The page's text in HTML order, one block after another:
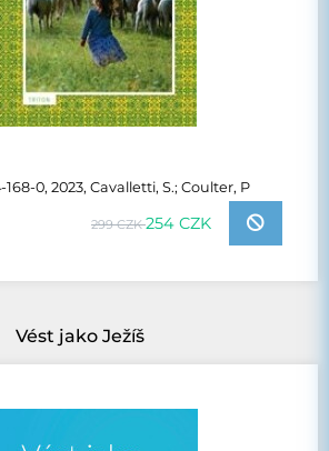
0, 2023, Cavalletti, S.; Coulter, P
299 CZK254 CZK
Vést jako Ježíš